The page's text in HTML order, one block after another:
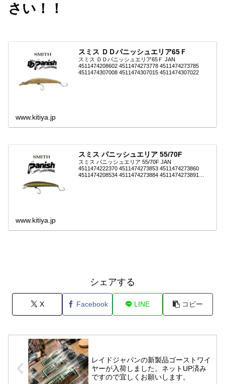
さい！！
スミス ＤＤパニッシュエリア65Ｆ
スミス ＤＤパニッシュエリア65Ｆ JAN
4511474208602 4511474273778 4511474273785
4511474307008 4511474307015 4511474307022
www.kitiya.jp
スミス パニッシュエリア 55/70F
スミス パニッシュエリア 55/70F JAN
4511474222370 4511474273853 4511474273860
4511474208534 4511474273884 4511474273891
www.kitiya.jp
シェアする
X Facebook LINE コピー
レイドジャパンの新製品ゴーストワイ
ヤーが入荷しました。ネットUP済み
ですので宜しくお願いします。